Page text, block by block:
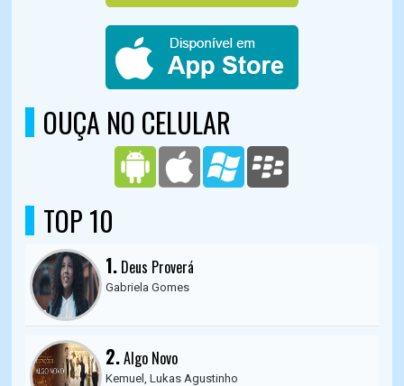
OUÇA NO CELULAR
TOP 10
1. Deus Proverá
Gabriela Gomes
2.Algo Novo
Kemuel, Lukas Agustinho